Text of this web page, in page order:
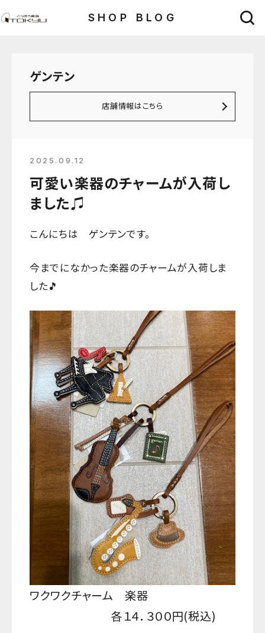
SHOP BLOG
ゲンテン
店舗情報はこちら
2025.09.12
可愛い楽器のチャームが入荷し
ました♫
こんにちは ゲンテンです。
今までになかった楽器のチャームが入荷しま
した🎵
ワクワクチャーム 楽器
各１４．３００円(税込)